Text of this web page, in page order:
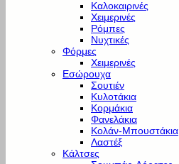
Καλοκαιρινές
Χειμερινές
Ρόμπες
Νυχτικές
Φόρμες
Χειμερινές
Εσώρουχα
Σουτιέν
Κυλοτάκια
Κορμάκια
Φανελάκια
Κολάν-Μπουστάκια
Λαστέξ
Κάλτσες